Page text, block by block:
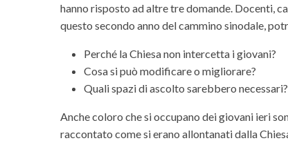
hanno risposto ad altre tre domande. Docenti,
questo secondo anno del cammino sinodale,
Perché la Chiesa non intercetta i giovani?
Cosa si può modificare o migliorare?
Quali spazi di ascolto sarebbero
Anche coloro che si occupano dei giovani ieri
raccontato come si erano allontanati dalla